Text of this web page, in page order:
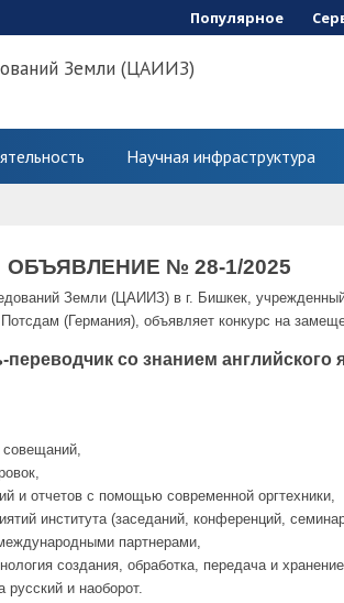
Популярное
Земли (ЦАИИЗ)
Научная инфраструктура
ОБЪЯВЛЕНИЕ № 28-1/2025
Земли (ЦАИИЗ) в г. Бишкек,
(Германия), объявляет конкурс на
переводчик со знанием английского
и отчетов с помощью современной оргтехники,
института (заседаний, конференций,
партнерами,
создания, обработка, передача и
и наоборот.